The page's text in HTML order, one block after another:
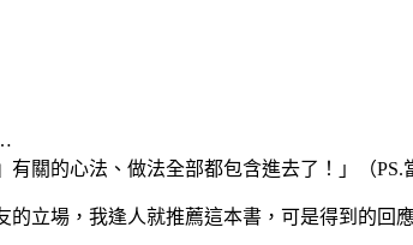
關的心法、做法全部都包含進去了！」（PS.
立場，我逢人就推薦這本書，可是得到的回應